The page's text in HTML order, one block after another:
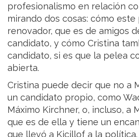
profesionalismo en relación
mirando dos cosas: cómo este
renovador, que es de amigos
candidato, y cómo Cristina
candidato, si es que la pelea
abierta.
Cristina puede decir que no a
un candidato propio, como
Máximo Kirchner, o, incluso, a
que es de ella y tiene un
que llevó a Kicillof a la